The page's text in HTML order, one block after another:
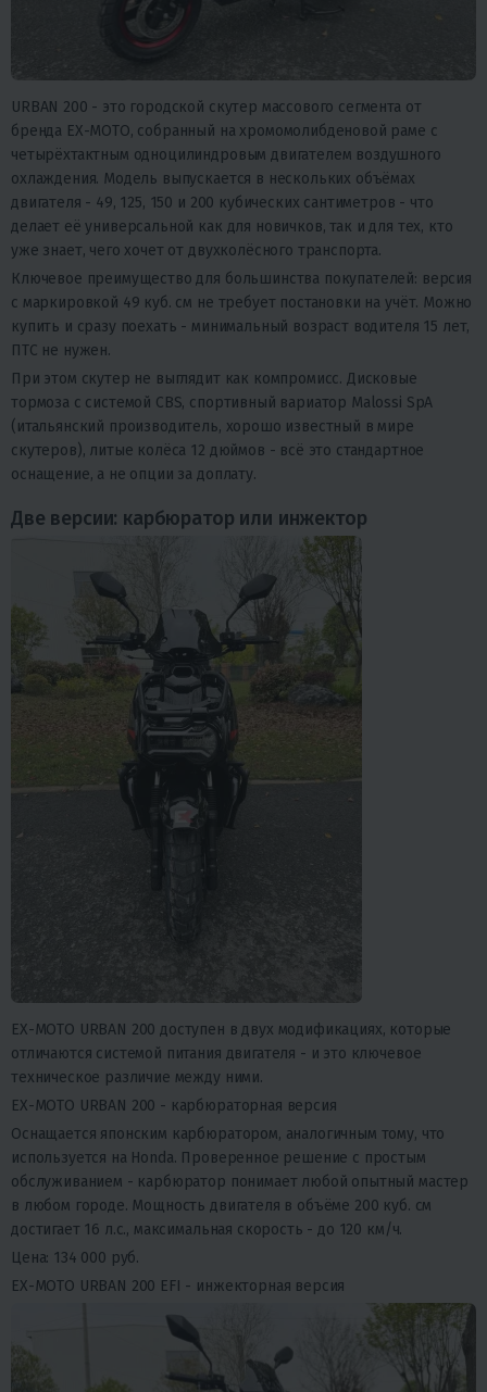
URBAN 200 - это городской скутер массового сегмента от
бренда EX-MOTO, собранный на хромомолибденовой раме с
четырёхтактным одноцилиндровым двигателем воздушного
охлаждения. Модель выпускается в нескольких объёмах
двигателя - 49, 125, 150 и 200 кубических сантиметров - что
делает её универсальной как для новичков, так и для тех, кто
уже знает, чего хочет от двухколёсного транспорта.
Ключевое преимущество для большинства покупателей: версия
с маркировкой 49 куб. см не требует постановки на учёт. Можно
купить и сразу поехать - минимальный возраст водителя 15 лет,
ПТС не нужен.
При этом скутер не выглядит как компромисс. Дисковые
тормоза с системой CBS, спортивный вариатор Malossi SpA
(итальянский производитель, хорошо известный в мире
скутеров), литые колёса 12 дюймов - всё это стандартное
оснащение, а не опции за доплату.
Две версии: карбюратор или инжектор
EX-MOTO URBAN 200 доступен в двух модификациях, которые
отличаются системой питания двигателя - и это ключевое
техническое различие между ними.
EX-MOTO URBAN 200 - карбюраторная версия
Оснащается японским карбюратором, аналогичным тому, что
используется на Honda. Проверенное решение с простым
обслуживанием - карбюратор понимает любой опытный мастер
в любом городе. Мощность двигателя в объёме 200 куб. см
достигает 16 л.с., максимальная скорость - до 120 км/ч.
Цена: 134 000 руб.
EX-MOTO URBAN 200 EFI - инжекторная версия